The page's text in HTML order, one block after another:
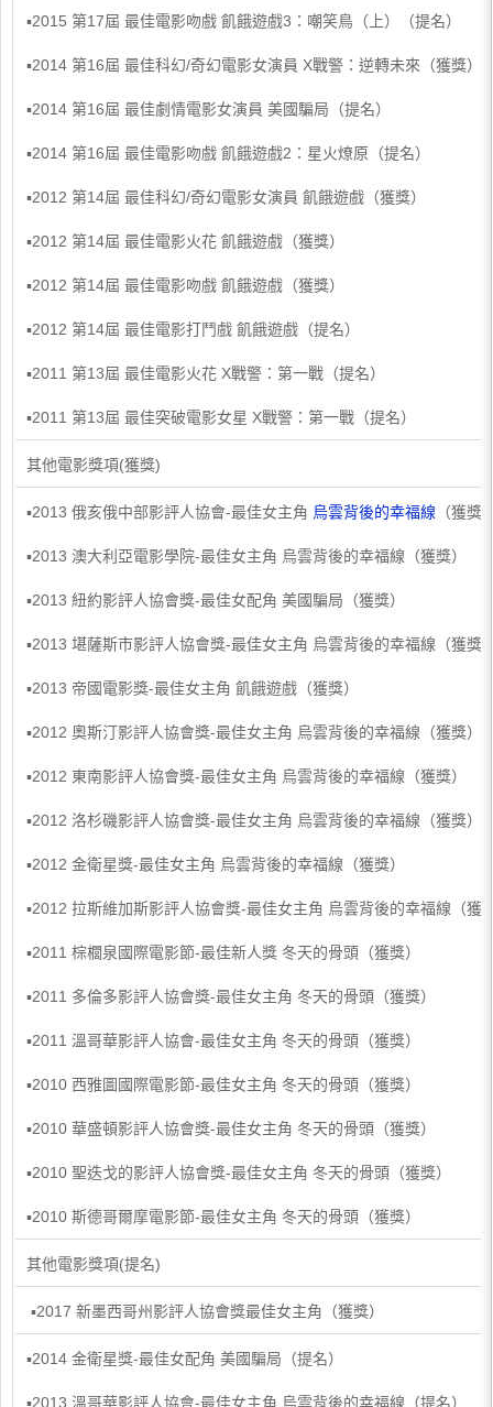
▪2015 第17屆 最佳電影吻戲 飢餓遊戲3：嘲笑鳥（上）（提名）
▪2014 第16屆 最佳科幻/奇幻電影女演員 X戰警：逆轉未來（獲獎）
▪2014 第16屆 最佳劇情電影女演員 美國騙局（提名）
▪2014 第16屆 最佳電影吻戲 飢餓遊戲2：星火燎原（提名）
▪2012 第14屆 最佳科幻/奇幻電影女演員 飢餓遊戲（獲獎）
▪2012 第14屆 最佳電影火花 飢餓遊戲（獲獎）
▪2012 第14屆 最佳電影吻戲 飢餓遊戲（獲獎）
▪2012 第14屆 最佳電影打鬥戲 飢餓遊戲（提名）
▪2011 第13屆 最佳電影火花 X戰警：第一戰（提名）
▪2011 第13屆 最佳突破電影女星 X戰警：第一戰（提名）
其他電影獎項(獲獎)
▪2013 俄亥俄中部影評人協會-最佳女主角 烏雲背後的幸福線 （獲獎
▪2013 澳大利亞電影學院-最佳女主角 烏雲背後的幸福線（獲獎）
▪2013 紐約影評人協會獎-最佳女配角 美國騙局（獲獎）
▪2013 堪薩斯市影評人協會獎-最佳女主角 烏雲背後的幸福線（獲獎
▪2013 帝國電影獎-最佳女主角 飢餓遊戲（獲獎）
▪2012 奧斯汀影評人協會獎-最佳女主角 烏雲背後的幸福線（獲獎）
▪2012 東南影評人協會獎-最佳女主角 烏雲背後的幸福線（獲獎）
▪2012 洛杉磯影評人協會獎-最佳女主角 烏雲背後的幸福線（獲獎）
▪2012 金衛星獎-最佳女主角 烏雲背後的幸福線（獲獎）
▪2012 拉斯維加斯影評人協會獎-最佳女主角 烏雲背後的幸福線（獲
▪2011 棕櫚泉國際電影節-最佳新人獎 冬天的骨頭（獲獎）
▪2011 多倫多影評人協會獎-最佳女主角 冬天的骨頭（獲獎）
▪2011 溫哥華影評人協會-最佳女主角 冬天的骨頭（獲獎）
▪2010 西雅圖國際電影節-最佳女主角 冬天的骨頭（獲獎）
▪2010 華盛頓影評人協會獎-最佳女主角 冬天的骨頭（獲獎）
▪2010 聖迭戈的影評人協會獎-最佳女主角 冬天的骨頭（獲獎）
▪2010 斯德哥爾摩電影節-最佳女主角 冬天的骨頭（獲獎）
其他電影獎項(提名)
​ ▪2017 新墨西哥州影評人協會獎最佳女主角（獲獎）
▪2014 金衛星獎-最佳女配角 美國騙局（提名）
▪2013 溫哥華影評人協會-最佳女主角 烏雲背後的幸福線（提名）